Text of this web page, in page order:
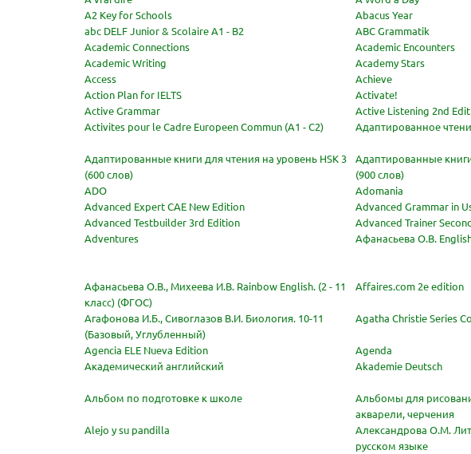
A2 Key for Schools
Abacus Year
abc DELF Junior & Scolaire A1 - B2
ABC Grammatik
Academic Connections
Academic Encounters
Academic Writing
Academy Stars
Access
Achieve
Action Plan for IELTS
Activate!
Active Grammar
Active Listening 2nd
Activites pour le Cadre Europeen Commun (A1 - C2)
Адаптированное
Адаптированные книги для чтения на уровень HSK 3
(600 слов)
Адаптированные
(900 слов)
ADO
Adomania
Advanced Expert CAE New Edition
Advanced Grammar in
Advanced Testbuilder 3rd Edition
Advanced Trainer
Adventures
Афанасьева О.В.
Афанасьева О.В., Михеева И.В. Rainbow English. (2 - 11
класс) (ФГОС)
Affaires.com 2e edition
Агафонова И.Б., Сивоглазов В.И. Биология. 10-11
(Базовый, Углубленный)
Agatha Christie Series
Agencia ELE Nueva Edition Agenda
Академический английский
Akademie Deutsch
Альбом по подготовке к школе
Альбомы для
акварели, черчения
Alejo y su pandilla
Александрова О.М.
русском языке